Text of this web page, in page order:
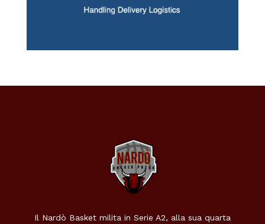
Il Nardò Basket milita in Serie A2, alla sua quarta